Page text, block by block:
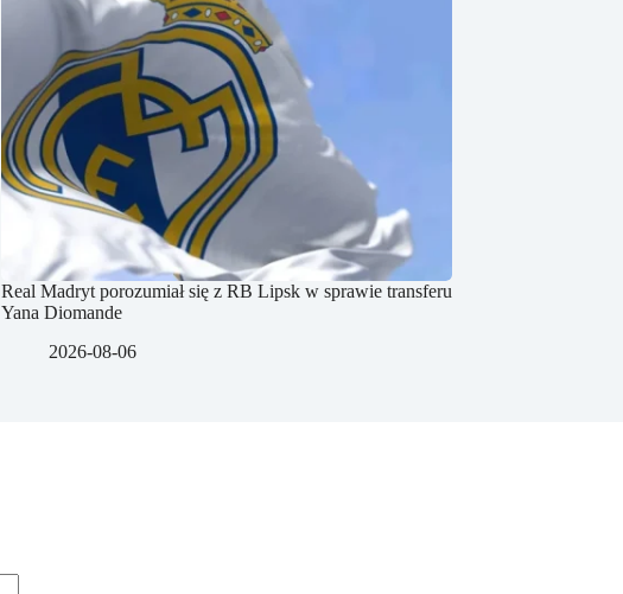
Real Madryt porozumiał się z RB Lipsk w sprawie transferu
Yana Diomande
2026-08-06